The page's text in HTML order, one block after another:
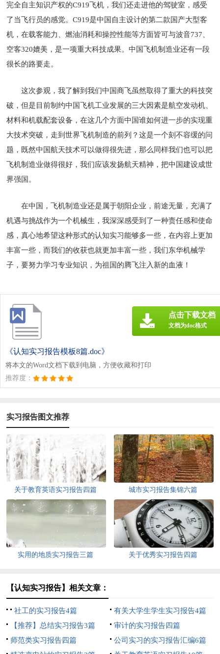
完全自主知识产权的C919飞机，我们还走进他的驾驶室，感受
了当飞行员的感觉。C919是中国自主设计的第二款国产大型客
机，在载客能力、燃油消耗和操控性能等方面皆可与波音737、
空客320媲美，是一项重大科技成果。中国飞机制造业还有一段
很长的路要走。
这次参观，我了解到我们中国商飞虽然取得了重大的科技突
破，但是目前制约中国飞机工业发展的三大因素是航空发动机、
材料和机载配套设备，在这几个方面中国谁如何进一步的实现重
大技术突破，走到世界飞机制造的前列？这是一个刻不容缓的问
题，既然中国航天技术可以做得很先进，那么同样我们也可以把
飞机制造业做得很好，我们应该发扬航天精神，把中国建设成世
界强国。
在中国，飞机制造业还是属于朝阳企业，前途无量，充满了
机遇与挑战作为一个机械生，我深深感受到了一种责任感和使命
感，真心地希望这种形式的认知实习能够多一些，在内容上更加
丰富一些，而我们的收获也就更加丰富一些，我们东华机械学
子，要努力学习专业知识，为祖国的腾飞注入新的血液！
《认知实习报告模板8篇.doc》
将本文的Word文档下载到电脑，方便收藏和打印
推荐度：
点击下载文档
文档为doc格式
实习报告图文推荐
关于教育英语实习报告四篇 城市实习报告集锦六篇
实用的地质实习报告三篇 关于优秀实习报告四篇
【认知实习报告】相关文章：
社工的实习报告4篇
有关大学生学生实习报告4篇
【推荐】总结实习报告3篇
审计的实习报告四篇
师范类实习报告四篇
公司实习的实习报告汇编6篇